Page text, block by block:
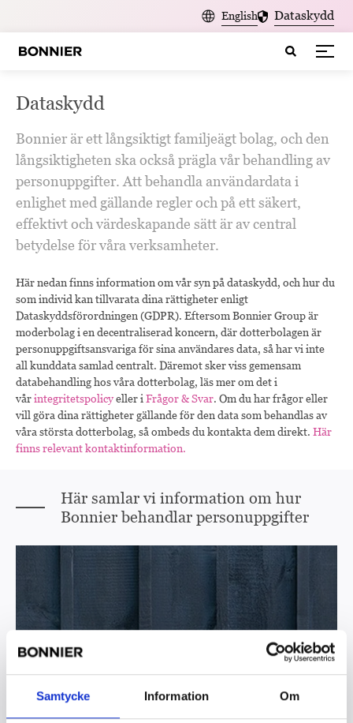
Samtycke Information Om
English Dataskydd
Dataskydd
Bonnier är ett långsiktigt familjeägt bolag, och den
långsiktigheten ska också prägla vår behandling av
personuppgifter. Att behandla användardata i
enlighet med gällande regler och på ett säkert,
effektivt och värdeskapande sätt är av central
betydelse för våra verksamheter.
Här nedan finns information om vår syn på dataskydd, och hur du
som individ kan tillvarata dina rättigheter enligt
Dataskyddsförordningen (GDPR). Eftersom Bonnier Group är
moderbolag i en decentraliserad koncern, där dotterbolagen är
personuppgiftsansvariga för sina användares data, så har vi inte
all kunddata samlad centralt. Däremot sker viss gemensam
databehandling hos våra dotterbolag, läs mer om det i
vårintegritetspolicyeller i Frågor & Svar. Om du har frågor eller
vill göra dina rättigheter gällande för den data som behandlas av
våra största dotterbolag, så ombeds du kontakta dem direkt. Här
finns relevant kontaktinformation.
Här samlar vi information om hur
Bonnier behandlar personuppgifter
Integritetspolicy